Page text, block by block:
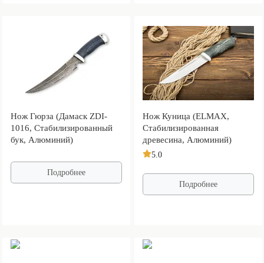
Нож Гюрза (Дамаск ZDI-
1016, Стабилизированный
бук, Алюминий)
Подробнее
Нож Куница (ELMAX,
Стабилизированная
древесина, Алюминий)
5.0
Подробнее